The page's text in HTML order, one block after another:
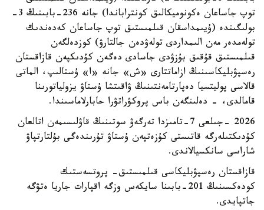
توپ جاساعان ەكونوميكالىق كونتراباندا) جانە 236-بابىنىڭ 3-
بولىگىندە (ۇيىمداسقان قىلمىستىق توپ جاساعان كەدەندىك
تولەمدەر مەن الىمداردى تولەۋدەن جالتارۋ) كوزدەلگەن
قىلمىستىق قۇقىق بۇزۋدى جاسادى دەگەن كۇدىكپەن قازاقستان
رەسپۋبليكاسىنىڭ ازاماتتارى «ش» جانە «ا» ۇستالىپ، الماتى
قالاسى پوليتسيا دەپارتامەنتىنىڭ ۋاقىتشا ۇستاۋ يزولياتورىنا
قامالدى، - دەلىنگەن باس پروكۋراتۋرا حابارلاماسىندا.
2026 -جىلعى 7-تامىزدا تەرگەۋ سوتىنىڭ قاۋلىسىمەن اتالعان
كۇدىكتىلەرگە قاتىستى كۇزەتپەن ۇستاۋ تۇرىندەگى بۇلتارتپاۋ
شاراسى سانكسيالاندى.
قازاقستان رەسپۋبليكاسى قىلمىستىق- پروتسەستىك
كودەكسىنىڭ 201-بابىنا سايكەس وزگە اقپارات جاريا ەتۋگە
جاتپايدى.